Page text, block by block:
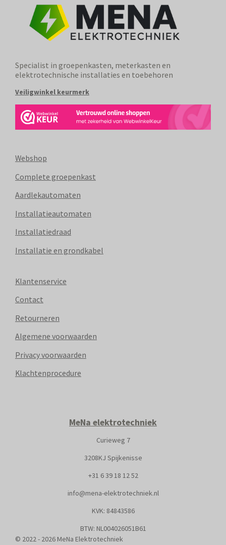
Specialist in groepenkasten, meterkasten en
elektrotechnische installaties en toebehoren
Veiligwinkel keurmerk
Webshop
Complete groepenkast
Aardlekautomaten
Installatieautomaten
Installatiedraad
Installatie en grondkabel
Klantenservice
Contact
Retourneren
Algemene voorwaarden
Privacy voorwaarden
Klachtenprocedure
MeNa elektrotechniek
Curieweg 7
3208KJ Spijkenisse
+31 6 39 18 12 52
info@mena-elektrotechniek.nl
KVK: 84843586
BTW: NL004026051B61
© 2022 - 2026 MeNa Elektrotechniek